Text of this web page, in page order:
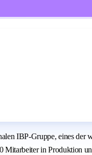
IBP-Gruppe, eines der
Mitarbeiter in Produktion